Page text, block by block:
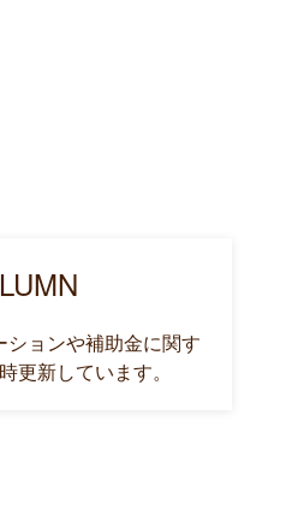
ションや補助金に関す
更新しています。